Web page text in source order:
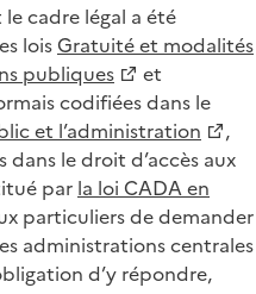
cadre légal a été
loisGratuité et modalités
publiques
et
codifiées dans le
et l’administration
,
le droit d’accès aux
par la loi CADA en
particuliers de demander
administrations centrales
d’y répondre,